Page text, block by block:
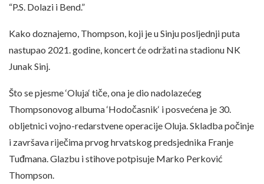
“P.S. Dolazi i Bend.”
Kako doznajemo, Thompson, koji je u Sinju posljednji puta
nastupao 2021. godine, koncert će održati na stadionu NK
Junak Sinj.
Što se pjesme ‘Oluja‘ tiče, ona je dio nadolazećeg
Thompsonovog albuma ‘Hodočasnik‘ i posvećena je 30.
obljetnici vojno-redarstvene operacije Oluja. Skladba počinje
i završava riječima prvog hrvatskog predsjednika Franje
Tuđmana. Glazbu i stihove potpisuje Marko Perković
Thompson.